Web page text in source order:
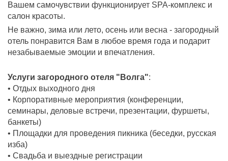
Вашем самочувствии функционирует SPA-комплекс и
салон красоты.
Не важно, зима или лето, осень или весна - загородный
отель понравится Вам в любое время года и подарит
незабываемые эмоции и впечатления.
Услуги загородного отеля "Волга":
• Отдых выходного дня
• Корпоративные мероприятия (конференции,
семинары, деловые встречи, презентации, фуршеты,
банкеты)
• Площадки для проведения пикника (беседки, русская
изба)
• Свадьба и выездные регистрации